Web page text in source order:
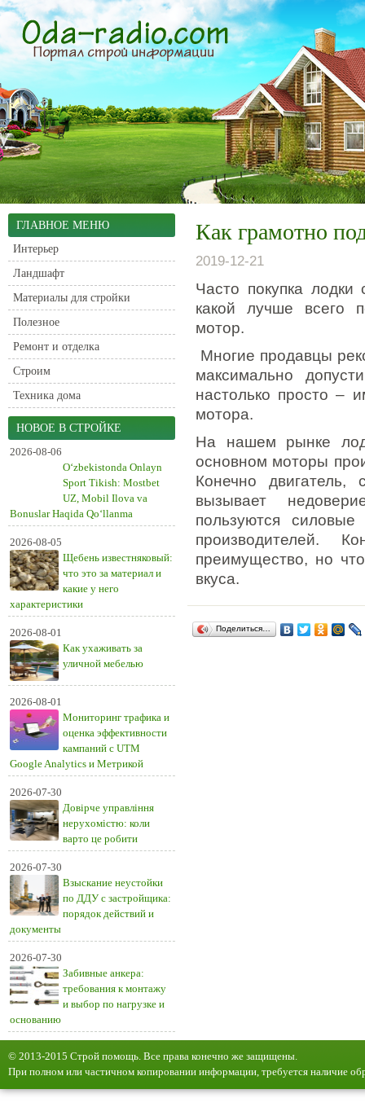
ГЛАВНОЕ МЕНЮ
Интерьер
Ландшафт
Материалы для стройки
Полезное
Ремонт и отделка
Строим
Техника дома
НОВОЕ В СТРОЙКЕ
2026-08-06
O‘zbekistonda Onlayn
Sport Tikish: Mostbet
UZ, Mobil Ilova va
Bonuslar Haqida Qo‘llanma
2026-08-05
Щебень известняковый:
что это за материал и
какие у него
характеристики
2026-08-01
Как ухаживать за
уличной мебелью
2026-08-01
Мониторинг трафика и
оценка эффективности
кампаний с UTM
Google Analytics и Метрикой
2026-07-30
Довірче управління
нерухомістю: коли
варто це робити
2026-07-30
Взыскание неустойки
по ДДУ с застройщика:
порядок действий и
документы
2026-07-30
Забивные анкера:
требования к монтажу
и выбор по нагрузке и
основанию
Как грамотно
2019-12-21
Часто покупка лодки
какой лучше всего
мотор.
Многие продавцы
максимально
настолько просто –
мотора.
На нашем рынке
основном моторы
Конечно двигатель,
вызывает
пользуются
производителей.
преимущество, но
вкуса.
Поделиться…
© 2013-2015 Строй помощь. Все права конечно же защищены.
При полном или частичном копировании информации, требуется наличие